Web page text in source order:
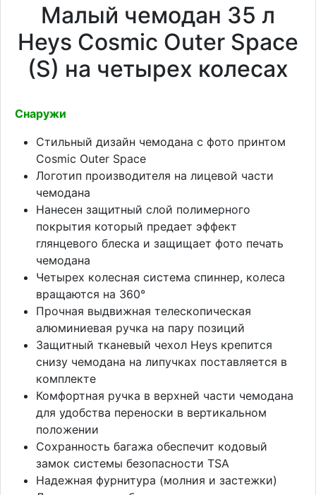
Малый чемодан 35 л
Heys Cosmic Outer Space
(S) на четырех колесах
Снаружи
Стильный дизайн чемодана с фото принтом
Cosmic Outer Space
Логотип производителя на лицевой части
чемодана
Нанесен защитный слой полимерного
покрытия который предает эффект
глянцевого блеска и защищает фото печать
чемодана
Четырех колесная система спиннер, колеса
вращаются на 360°
Прочная выдвижная телескопическая
алюминиевая ручка на пару позиций
Защитный тканевый чехол Heys крепится
снизу чемодана на липучках поставляется в
комплекте
Комфортная ручка в верхней части чемодана
для удобства переноски в вертикальном
положении
Сохранность багажа обеспечит кодовый
замок системы безопасности TSA
Надежная фурнитура (молния и застежки)